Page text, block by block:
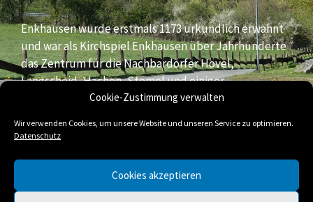
Cookie-Zustimmung verwalten
Wir verwenden Cookies, um unsere Website und unseren Service zu optimieren.
Datenschutz
Cookies akzeptieren
Enkhausen wurde erstmals 1173 urkundlich erwähnt
und war als Kirchspiel Enkhausen über Jahrhunderte
das Zentrum für die Nachbardörfer Hövel,
Langscheid, Hachen, Stemel und einiger
Bauernschaften aus dem südlichen Bereich der Stadt
Facebook Twitter